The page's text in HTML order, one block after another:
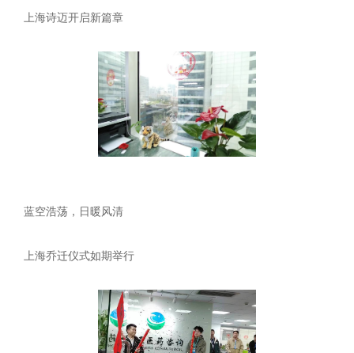
上海诗迈开启新篇章
蓝空浩荡，日暖风清
上海乔迁仪式如期举行